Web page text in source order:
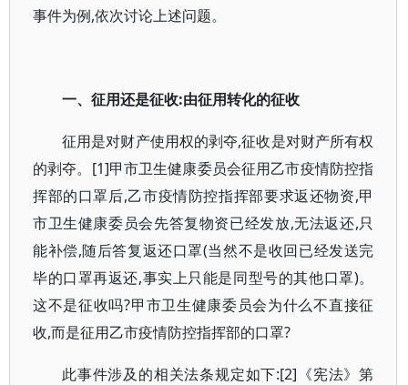
事件为例,依次讨论上述问题。
一、征用还是征收:由征用转化的征收
征用是对财产使用权的剥夺,征收是对财产所有权
的剥夺。[1]甲市卫生健康委员会征用乙市疫情防控指
挥部的口罩后,乙市疫情防控指挥部要求返还物资,甲
市卫生健康委员会先答复物资已经发放,无法返还,只
能补偿,随后答复返还口罩(当然不是收回已经发送完
毕的口罩再返还,事实上只能是同型号的其他口罩)。
这不是征收吗?甲市卫生健康委员会为什么不直接征
收,而是征用乙市疫情防控指挥部的口罩?
此事件涉及的相关法条规定如下:[2]《宪法》第